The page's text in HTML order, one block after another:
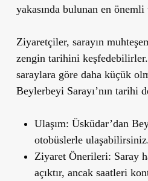
yakasında bulunan en
Ziyaretçiler, sarayın
zengin tarihini
saraylara göre daha küçük
Beylerbeyi Sarayı’nın tarihi
Ulaşım: Üsküdar’dan
otobüslerle
Ziyaret Önerileri: Saray
açıktır, ancak saatleri